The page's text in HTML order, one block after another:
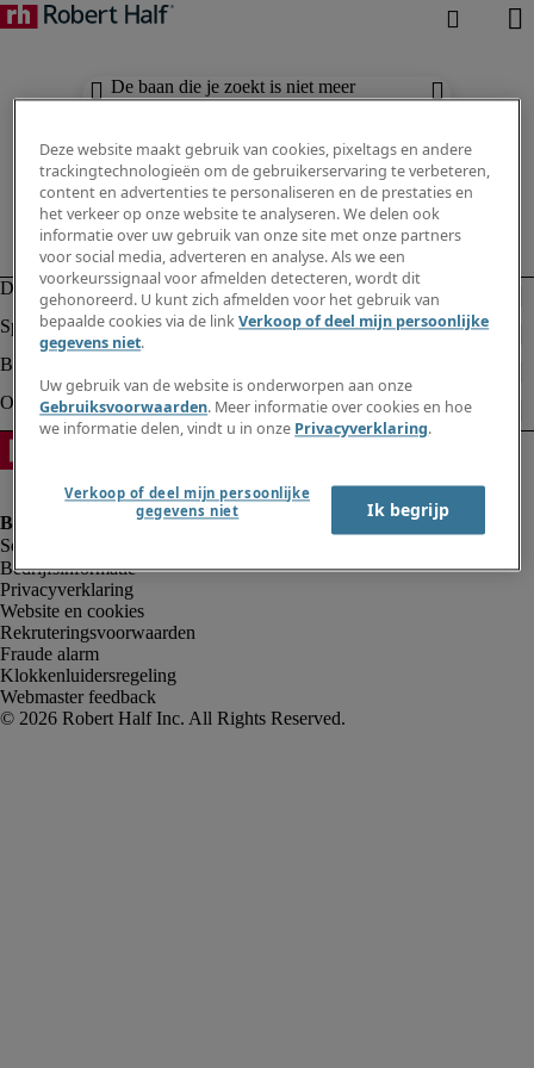
De baan die je zoekt is niet meer
beschikbaar. Zie vergelijkbare resultaten
Bedrijfsinformatie
Privacyverklaring
Website en cookies
Rekruteringsvoorwaarden
Fraude alarm
Klokkenluidersregeling
Webmaster feedback
Deze website maakt gebruik van cookies, pixeltags en andere
trackingtechnologieën om de gebruikerservaring te verbeteren,
content en advertenties te personaliseren en de prestaties en
het verkeer op onze website te analyseren. We delen ook
informatie over uw gebruik van onze site met onze partners
voor social media, adverteren en analyse. Als we een
voorkeurssignaal voor afmelden detecteren, wordt dit
gehonoreerd. U kunt zich afmelden voor het gebruik van
bepaalde cookies via de linkVerkoop of deel mijn persoonlijke
gegevens niet.
Uw gebruik van de website is onderworpen aan onze
Gebruiksvoorwaarden. Meer informatie over cookies en hoe
we informatie delen, vindt u in onze Privacyverklaring.
Verkoop of deel mijn persoonlijke
gegevens niet
Ik begrijp